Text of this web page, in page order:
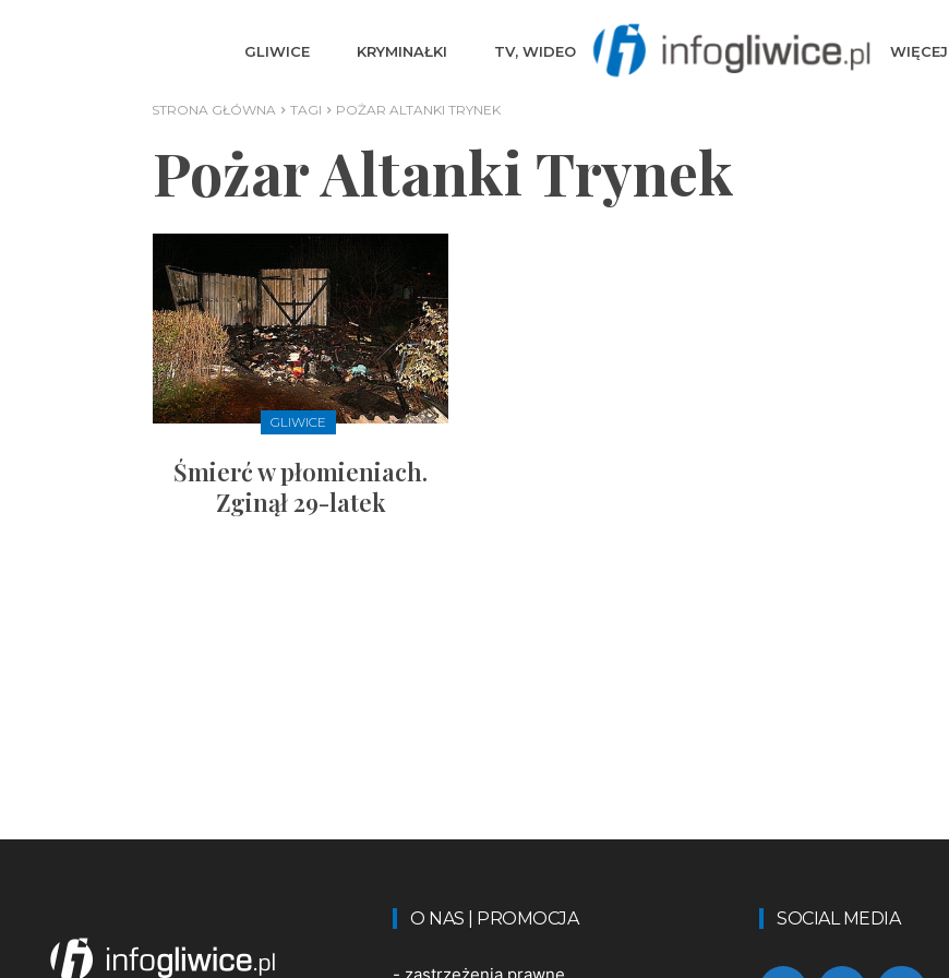
GLIWICE KRYMINAŁKI TV, WIDEO WIĘCEJ
STRONA GŁÓWNA TAGI POŻAR ALTANKI TRYNEK
Pożar Altanki Trynek
GLIWICE
Śmierć w płomieniach.
Zginął 29-latek
O NAS | PROMOCJA
- zastrzeżenia prawne
SOCIAL MEDIA